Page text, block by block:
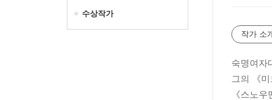
수상작가
작가 소
숙명여자
그의 《
《스노